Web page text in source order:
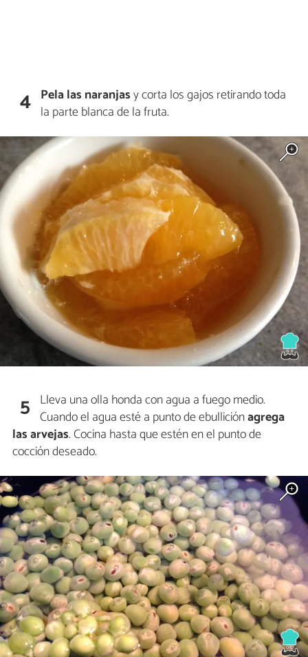
4 Pela las naranjasy corta los gajos retirando toda
la parte blanca de la fruta.
5 Lleva una olla honda con agua a fuego medio.
Cuando el agua esté a punto de ebulliciónagrega
las arvejas. Cocina hasta que estén en el punto de
cocción deseado.